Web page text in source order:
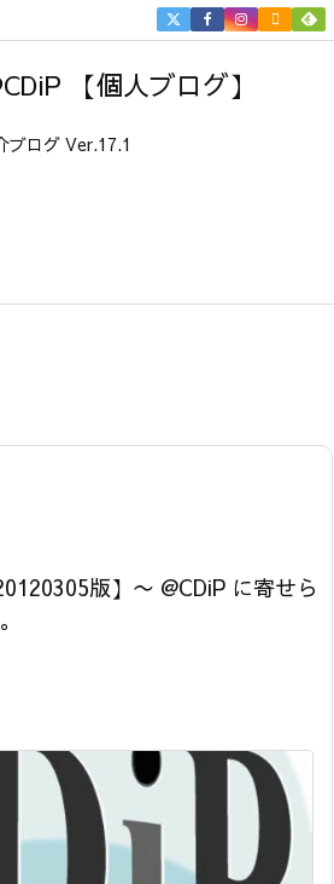
【個人ブログ】
ブログ Ver.17.1


版】〜 @CDiP に寄せら